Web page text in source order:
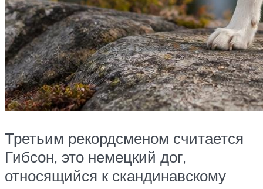
Третьим рекордсменом считается
Гибсон, это немецкий дог,
относящийся к скандинавскому